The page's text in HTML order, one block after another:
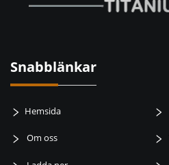
Snabblänkar
Hemsida
Om oss